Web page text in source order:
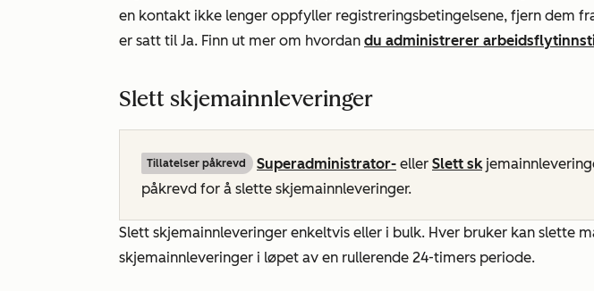
en kontakt ikke lenger oppfyller registreringsbetingelsene, fjern dem
er satt til Ja. Finn ut mer om hvordan du administrerer
Slett skjemainnleveringer
Tillatelser påkrevd Superadministrator- eller Slett sk
påkrevd for å slette skjemainnleveringer.
Slett skjemainnleveringer enkeltvis eller i bulk. Hver bruker kan slette
skjemainnleveringer i løpet av en rullerende 24-timers periode.